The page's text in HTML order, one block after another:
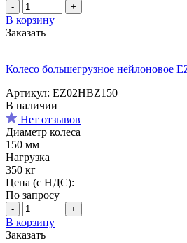
- +
В корзину
Заказать
Колесо большегрузное нейлоновое
Артикул: EZ02HBZ150
В наличии
Нет отзывов
Диаметр колеса
150 мм
Нагрузка
350 кг
Цена (с НДС):
По запросу
- +
В корзину
Заказать